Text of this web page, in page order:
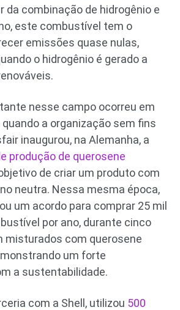
da combinação de hidrogênio e
este combustível tem o
emissões quase nulas,
o hidrogênio é gerado a
nesse campo ocorreu em
a organização sem fins
inaugurou, na Alemanha, a
produção de querosene
de criar um produto com
neutra. Nessa mesma época,
um acordo para comprar 25 mil
por ano, durante cinco
misturados com querosene
um forte
a sustentabilidade.
com a Shell, utilizou 500